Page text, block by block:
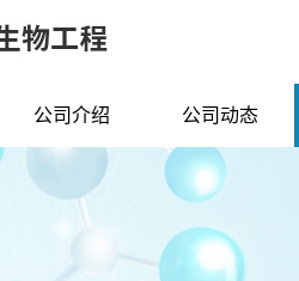
公司介绍 公司动态